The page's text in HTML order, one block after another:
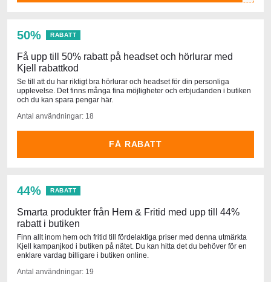
50% RABATT
Få upp till 50% rabatt på headset och hörlurar med
Kjell rabattkod
Se till att du har riktigt bra hörlurar och headset för din personliga
upplevelse. Det finns många fina möjligheter och erbjudanden i butiken
och du kan spara pengar här.
Antal användningar: 18
FÅ RABATT
44% RABATT
Smarta produkter från Hem & Fritid med upp till 44%
rabatt i butiken
Finn allt inom hem och fritid till fördelaktiga priser med denna utmärkta
Kjell kampanjkod i butiken på nätet. Du kan hitta det du behöver för en
enklare vardag billigare i butiken online.
Antal användningar: 19